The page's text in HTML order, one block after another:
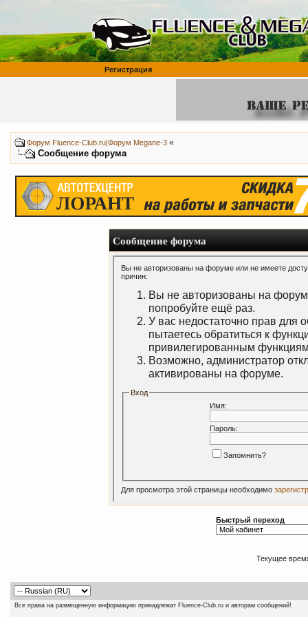
Регистрация
Форум Fluence-Club.ru|Форум Megane-3 «
Сообщение форума
Сообщение форума
Вы не авторизованы на форуме или не имеете
причин:
Вы не авторизованы на
попробуйте ещё раз.
У вас недостаточно прав для
пытаетесь обратиться к
привилегированным
Возможно, администратор
активированы на форуме.
Вход
Имя:
Пароль:
Запомнить?
Для просмотра этой страницы необходимо
Быстрый переход
Текущее
Все права на размещенную информацию принадлежат Fluence-Club.ru и авторам сообщений!